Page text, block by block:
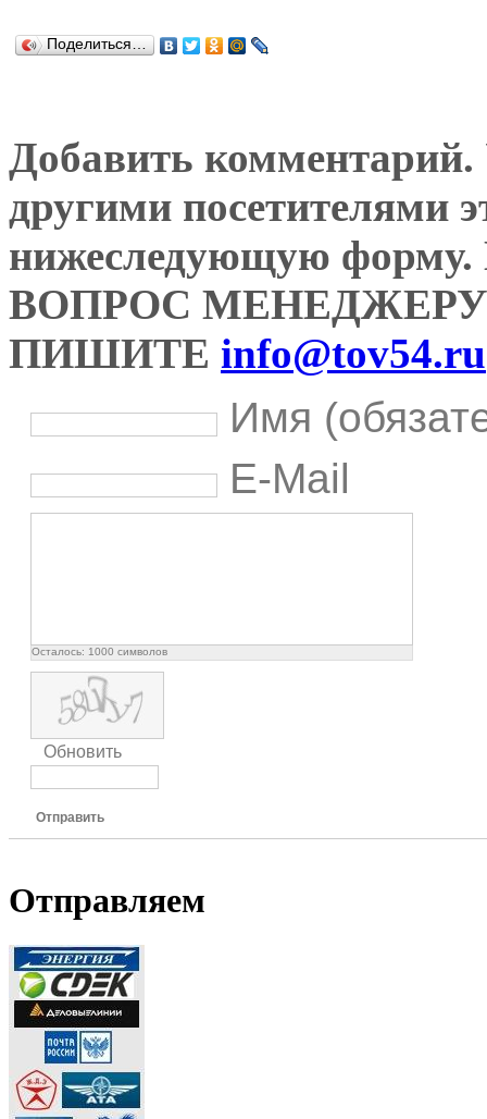
Поделиться…
Добавить комментарий.
другими посетителями
нижеследующую
ВОПРОС
ПИШИТЕ info@tov54.ru
Имя
E-Mail
Осталось: 1000 символов
Обновить
Отправить
Отправляем